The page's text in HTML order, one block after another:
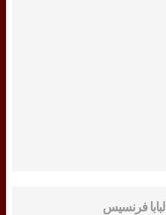
البابا فرنسيس